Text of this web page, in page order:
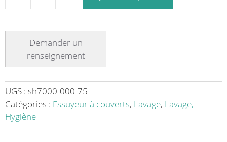
à
couverts
SH7000,
8000
couverts/H,
UGS : sh7000-000-75
Catégories : Essuyeur à couverts, Lavage, Lavage,
Hygiène